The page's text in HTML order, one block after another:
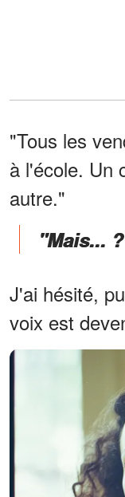
"Tous les
à l'école. Un
autre."
"Mais...
J'ai hésité,
voix est